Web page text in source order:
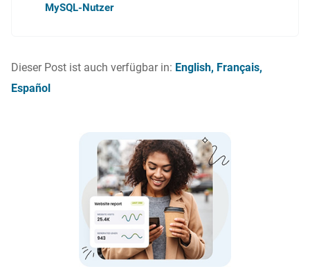
MySQL-Nutzer
Dieser Post ist auch verfügbar in: English Français
Español